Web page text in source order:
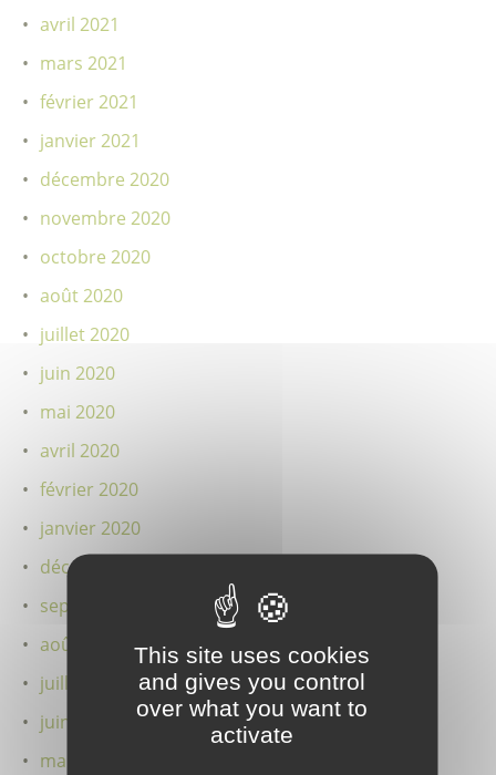
avril 2021
mars 2021
février 2021
janvier 2021
décembre 2020
novembre 2020
octobre 2020
août 2020
juillet 2020
juin 2020
mai 2020
avril 2020
février 2020
janvier 2020
décembre 2019
septembre 2019
août 2019
juillet 2019
juin 2019
mai 2019
This site uses cookies
and gives you control
over what you want to
activate